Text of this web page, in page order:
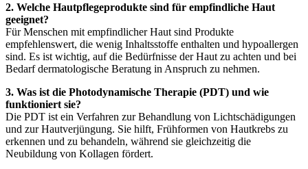
2. Welche Hautpflegeprodukte sind für empfindliche Haut
geeignet?
Für Menschen mit empfindlicher Haut sind Produkte
empfehlenswert, die wenig Inhaltsstoffe enthalten und hypoallergen
sind. Es ist wichtig, auf die Bedürfnisse der Haut zu achten und bei
Bedarf dermatologische Beratung in Anspruch zu nehmen.
3. Was ist die Photodynamische Therapie (PDT) und wie
funktioniert sie?
Die PDT ist ein Verfahren zur Behandlung von Lichtschädigungen
und zur Hautverjüngung. Sie hilft, Frühformen von Hautkrebs zu
erkennen und zu behandeln, während sie gleichzeitig die
Neubildung von Kollagen fördert.